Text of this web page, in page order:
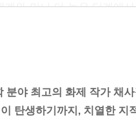
계와 만나 더 높은 단계에
질 듯한 별들 때문이었
는 게 있을 리가 없지 않
이었다. 밤하늘에는 실제
분야 최고의 화제 작가 채
탄생하기까지, 치열한 지